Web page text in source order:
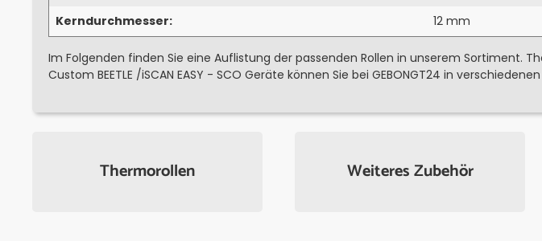
Kerndurchmesser:
12 mm
Im Folgenden finden Sie eine Auflistung der passenden Rollen in unserem Sortiment.
Custom BEETLE /iSCAN EASY - SCO Geräte können Sie bei GEBONGT24 in
Thermorollen Weiteres Zubehör